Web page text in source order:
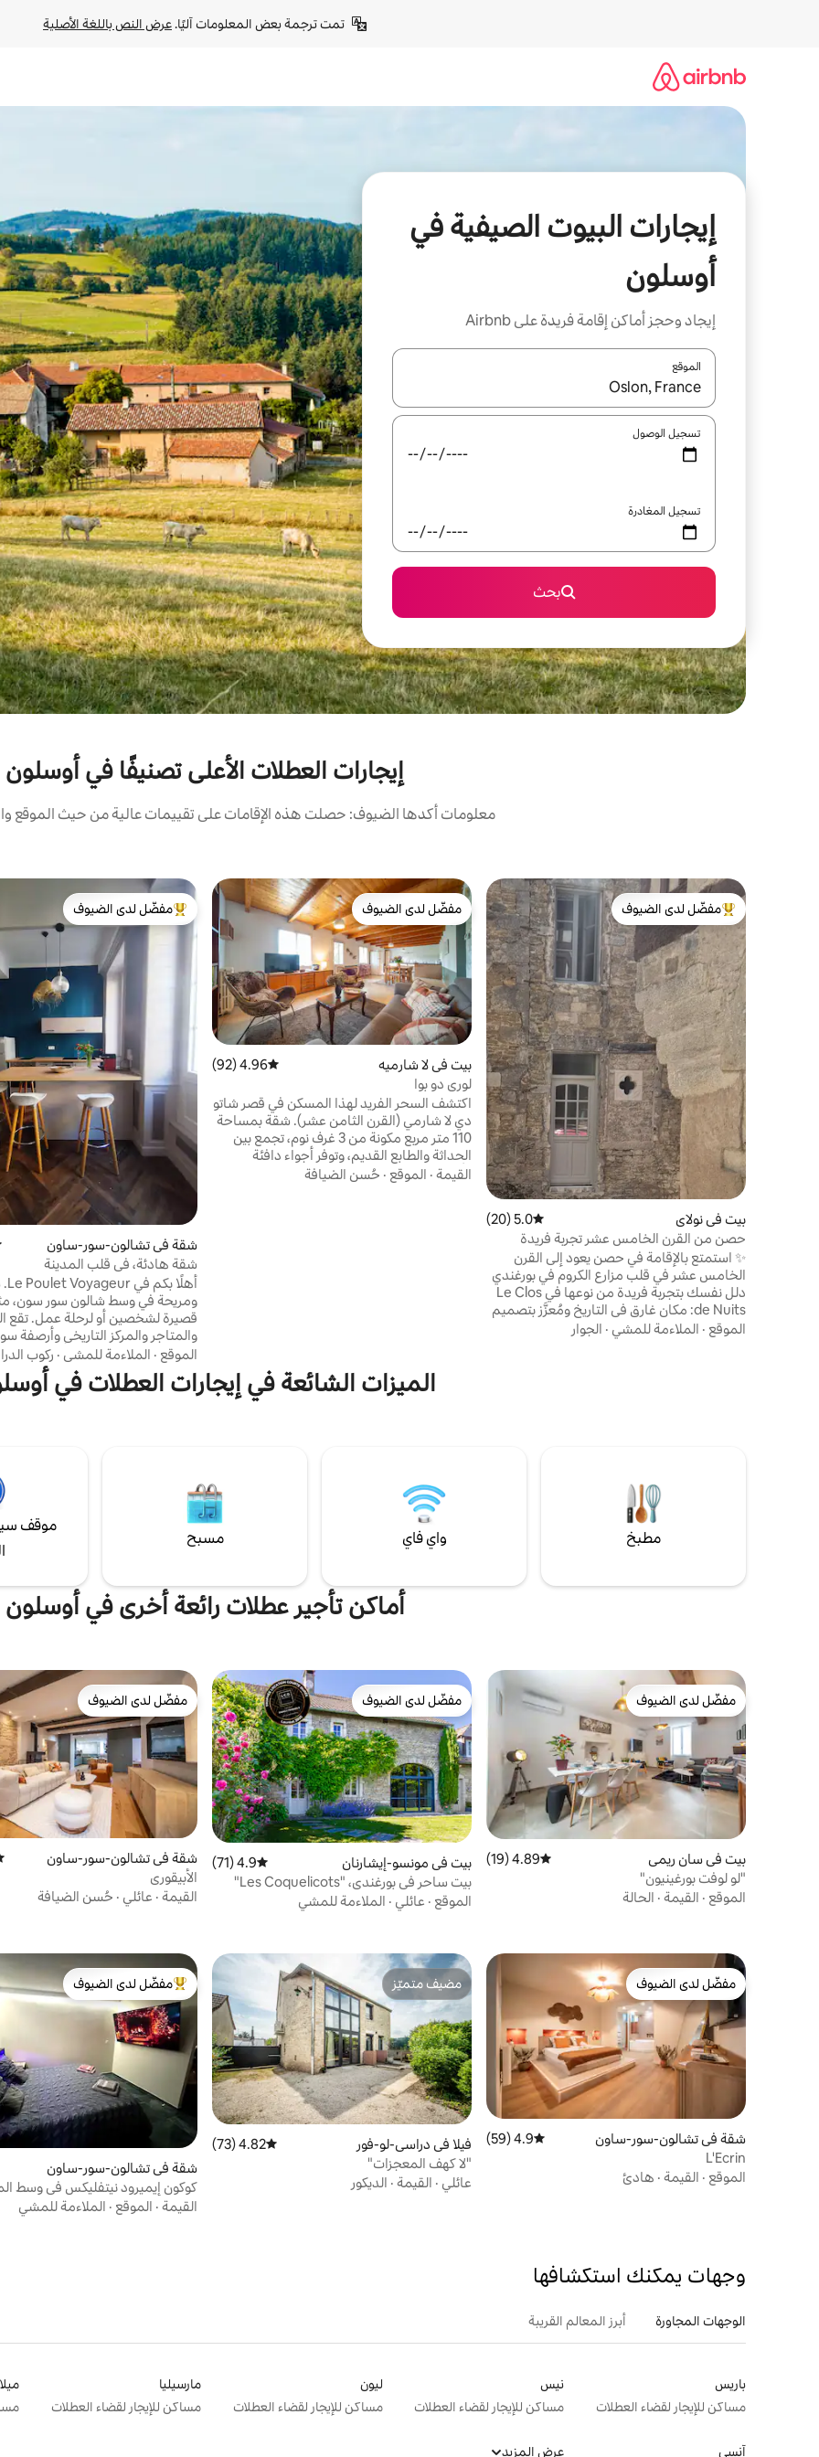
تمت ترجمة بعض المعلومات آليًا. عرض النص باللغة الأصلية
إيجارات البيوت الصيفية في
أوسلون
إيجاد وحجز أماكن إقامة فريدة على Airbnb
الموقع
عند توفر النتائج، انتقل باستخدام السهمين لأعلى ولأسفل أو استكشف عن طريق اللمس أو السحب.
تسجيل الوصول
تسجيل المغادرة
بحث
إيجارات العطلات الأعلى تصنيفًا في أوسلون
معلومات أكدها الضيوف: حصلت هذه الإقامات على تقييمات عالية من حيث الموقع
من أبرز البيوت المفضّلة لدى الضيوف
مفضّل لدى الضيوف
بيت في نولاي متوسط التقييم 5.0 من 5، 20 مراجعات
5.0 (20)
حصن من القرن الخامس عشر تجربة فريدة
بالقرب من بون
✨ استمتع بالإقامة في حصن يعود إلى القرن
الخامس عشر في قلب مزارع الكروم في بورغندي
دلل نفسك بتجربة فريدة من نوعها في Le Clos
de Nuits: مكان غارق في التاريخ ومُعزَّز بتصميم
وكوب من النبيذ في يدك، وتحيط بك الأحجار
الموقع · الملاءمة للمشي · الجوار
مفضّل لدى الضيوف
مفضّل لدى الضيوف
بيت في لا شارميه متوسط التقييم 4.96 من 5، 92 مراجعات
4.96 (92)
لوري دو بوا
اكتشف السحر الفريد لهذا المسكن في قصر شاتو
دي لا شارمي (القرن الثامن عشر). شقة بمساحة
110 متر مربع مكونة من 3 غرف نوم، تجمع بين
الحداثة والطابع القديم، وتوفر أجواء دافئة
القيمة · الموقع · حُسن الضيافة
من أبرز البيوت المفضّلة لدى الضيوف
مفضّل لدى الضيوف
شقة في تشالون-سور-ساون
شقة هادئة، في قلب المدينة
ومريحة في وسط شالون سور سون،
قصيرة لشخصين
والمتاجر والمركز التاريخي وأرصفة
مسافة قريبة سيرًا على الأقدام.
في مكان تم تجديده بالكامل ومريح
الموقع · الملاءمة للمشي · ركوب
الميزات الشائعة في إيجارات العطلات في
مطبخ واي فاي مسبح
موقف
أماكن تأجير عطلات رائعة أخرى في أوسلون
مفضّل لدى الضيوف
مفضّل لدى الضيوف
بيت في سان ريمي متوسط التقييم 4.89 من 5، 19 مراجعات
4.89 (19)
"لو لوفت بورغينيون"
الموقع · القيمة · الحالة
مفضّل لدى الضيوف
مفضّل لدى الضيوف
بيت في مونسو-إيشارنان متوسط التقييم 4.9 من 5، 71 مراجعات
4.9 (71)
بيت ساحر في بورغندي، "Les Coquelicots"
الموقع · عائلي · الملاءمة للمشي
مفضّل لدى الضيوف
مفضّل لدى الضيوف
شقة في تشالون-سور-ساون
الأبيقوري
القيمة · عائلي · حُسن الضيافة
مفضّل لدى الضيوف
مفضّل لدى الضيوف
شقة في تشالون-سور-ساون متوسط التقييم 4.9 من 5، 59 مراجعات
4.9 (59)
L'Ecrin
الموقع · القيمة · هادئ
مضيف متميّز
مضيف متميّز
فيلا في دراسي-لو-فور متوسط التقييم 4.82 من 5، 73 مراجعات
4.82 (73)
"لا كهف المعجزات"
عائلي · القيمة · الديكور
من أبرز البيوت المفضّلة لدى الضيوف
مفضّل لدى الضيوف
شقة في تشالون-سور-ساون
كوكون إيميرود نيتفليكس في وسط
مكيف هواء
القيمة · الموقع · الملاءمة للمشي
وجهات يمكنك استكشافها
الوجهات المجاورة أبرز المعالم القريبة
باريس
مساكن للإيجار لقضاء العطلات
نيس
مساكن للإيجار لقضاء العطلات
ليون
مساكن للإيجار لقضاء العطلات
مارسيليا
مساكن للإيجار لقضاء العطلات
آنسي عرض المزيد